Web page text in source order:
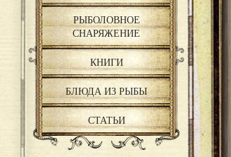
РЫБОЛОВНОЕ
СНАРЯЖЕНИЕ
КНИГИ
БЛЮДА ИЗ РЫБЫ
СТАТЬИ